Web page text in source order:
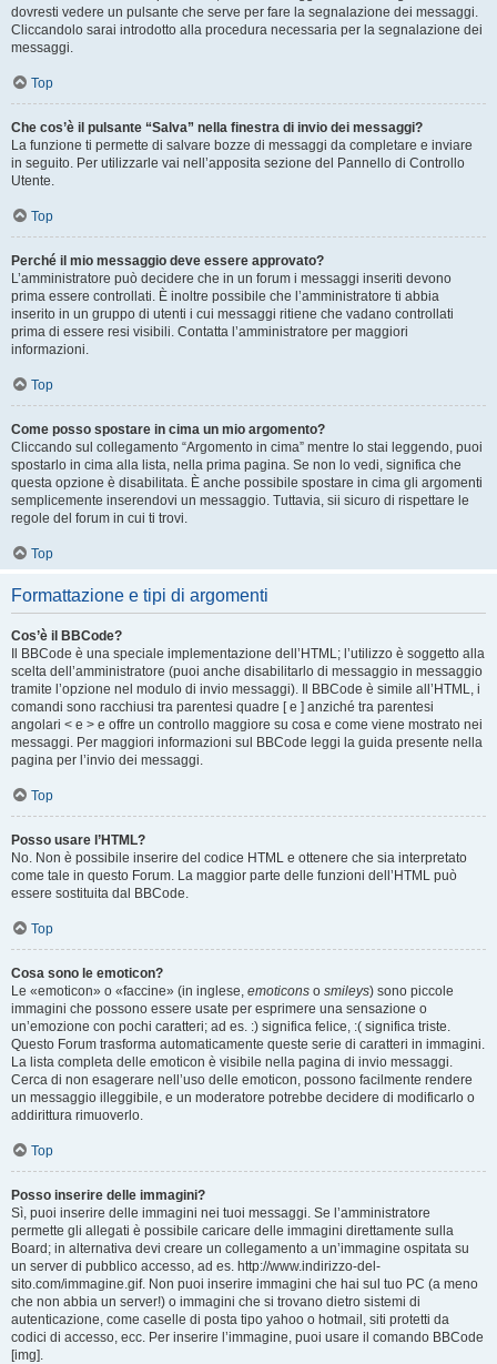
dovresti vedere un pulsante che serve per fare la segnalazione dei messaggi.
Cliccandolo sarai introdotto alla procedura necessaria per la segnalazione dei
messaggi.
Top
Che cos’è il pulsante “Salva” nella finestra di invio dei messaggi?
La funzione ti permette di salvare bozze di messaggi da completare e inviare
in seguito. Per utilizzarle vai nell’apposita sezione del Pannello di Controllo
Utente.
Top
Perché il mio messaggio deve essere approvato?
L’amministratore può decidere che in un forum i messaggi inseriti devono
prima essere controllati. È inoltre possibile che l’amministratore ti abbia
inserito in un gruppo di utenti i cui messaggi ritiene che vadano controllati
prima di essere resi visibili. Contatta l’amministratore per maggiori
informazioni.
Top
Come posso spostare in cima un mio argomento?
Cliccando sul collegamento “Argomento in cima” mentre lo stai leggendo, puoi
spostarlo in cima alla lista, nella prima pagina. Se non lo vedi, significa che
questa opzione è disabilitata. È anche possibile spostare in cima gli argomenti
semplicemente inserendovi un messaggio. Tuttavia, sii sicuro di rispettare le
regole del forum in cui ti trovi.
Top
Formattazione e tipi di argomenti
Cos’è il BBCode?
Il BBCode è una speciale implementazione dell’HTML; l’utilizzo è soggetto alla
scelta dell’amministratore (puoi anche disabilitarlo di messaggio in messaggio
tramite l’opzione nel modulo di invio messaggi). Il BBCode è simile all’HTML, i
comandi sono racchiusi tra parentesi quadre [ e ] anziché tra parentesi
angolari < e > e offre un controllo maggiore su cosa e come viene mostrato nei
messaggi. Per maggiori informazioni sul BBCode leggi la guida presente nella
pagina per l’invio dei messaggi.
Top
Posso usare l’HTML?
No. Non è possibile inserire del codice HTML e ottenere che sia interpretato
come tale in questo Forum. La maggior parte delle funzioni dell’HTML può
essere sostituita dal BBCode.
Top
Cosa sono le emoticon?
Le «emoticon» o «faccine» (in inglese, emoticons o smileys) sono piccole
immagini che possono essere usate per esprimere una sensazione o
un’emozione con pochi caratteri; ad es. :) significa felice, :( significa triste.
Questo Forum trasforma automaticamente queste serie di caratteri in immagini.
La lista completa delle emoticon è visibile nella pagina di invio messaggi.
Cerca di non esagerare nell’uso delle emoticon, possono facilmente rendere
un messaggio illeggibile, e un moderatore potrebbe decidere di modificarlo o
addirittura rimuoverlo.
Top
Posso inserire delle immagini?
Sì, puoi inserire delle immagini nei tuoi messaggi. Se l’amministratore
permette gli allegati è possibile caricare delle immagini direttamente sulla
Board; in alternativa devi creare un collegamento a un’immagine ospitata su
un server di pubblico accesso, ad es. http://www.indirizzo-del-
sito.com/immagine.gif. Non puoi inserire immagini che hai sul tuo PC (a meno
che non abbia un server!) o immagini che si trovano dietro sistemi di
autenticazione, come caselle di posta tipo yahoo o hotmail, siti protetti da
codici di accesso, ecc. Per inserire l’immagine, puoi usare il comando BBCode
[img].